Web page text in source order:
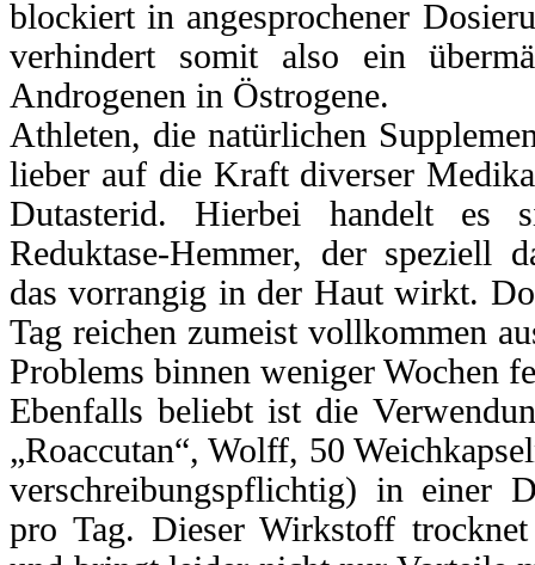
blockiert in angesprochener
verhindert somit also ein
Androgenen in Östrogene.
Athleten, die natürlichen
lieber auf die Kraft diverser
Dutasterid. Hierbei handelt es
Reduktase-Hemmer, der speziell
das vorrangig in der Haut wirkt.
Tag reichen zumeist vollkommen
Problems binnen weniger Wochen
Ebenfalls beliebt ist die
„Roaccutan“, Wolff, 50
verschreibungspflichtig) in einer
pro Tag. Dieser Wirkstoff